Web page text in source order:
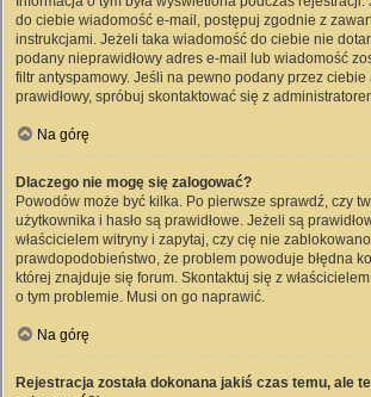
do ciebie wiadomość e-mail, postępuj zgodnie z
instrukcjami. Jeżeli taka wiadomość do ciebie nie
podany nieprawidłowy adres e-mail lub wiadomość
filtr antyspamowy. Jeśli na pewno podany przez
prawidłowy, spróbuj skontaktować się z
Na górę
Dlaczego nie mogę się zalogować?
Powodów może być kilka. Po pierwsze sprawdź, czy
użytkownika i hasło są prawidłowe. Jeżeli są
właścicielem witryny i zapytaj, czy cię nie
prawdopodobieństwo, że problem powoduje błędna
której znajduje się forum. Skontaktuj się z
o tym problemie. Musi on go naprawić.
Na górę
Rejestracja została dokonana jakiś czas temu, ale